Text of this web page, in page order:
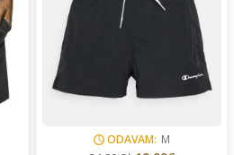
ODAVAM: M